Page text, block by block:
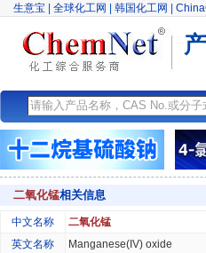
生意宝 全球化工网 韩国化工网
二氧化锰相关信息
中文名称
二氧化锰
英文名称
Manganese(IV) oxide